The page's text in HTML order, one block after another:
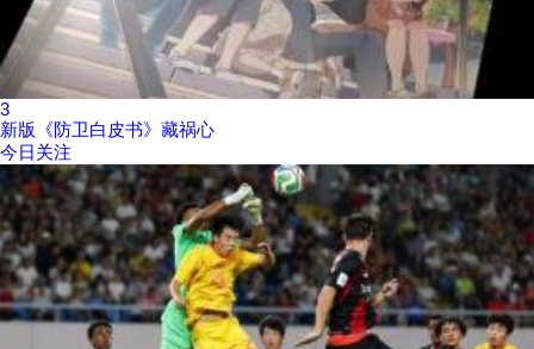
3
新版《防卫白皮书》藏祸心
今日关注